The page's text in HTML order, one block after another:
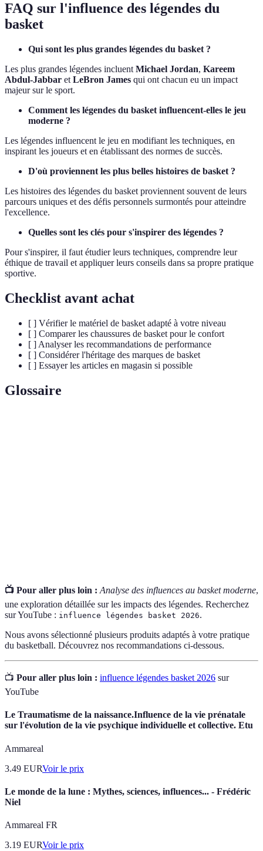
FAQ sur l'influence des légendes du
basket
Qui sont les plus grandes légendes du basket ?
Les plus grandes légendes incluent Michael Jordan, Kareem
Abdul-Jabbar et LeBron James qui ont chacun eu un impact
majeur sur le sport.
Comment les légendes du basket influencent-elles le jeu
moderne ?
Les légendes influencent le jeu en modifiant les techniques, en
inspirant les joueurs et en établissant des normes de succès.
D'où proviennent les plus belles histoires de basket ?
Les histoires des légendes du basket proviennent souvent de leurs
parcours uniques et des défis personnels surmontés pour atteindre
l'excellence.
Quelles sont les clés pour s'inspirer des légendes ?
Pour s'inspirer, il faut étudier leurs techniques, comprendre leur
éthique de travail et appliquer leurs conseils dans sa propre pratique
sportive.
Checklist avant achat
[ ] Vérifier le matériel de basket adapté à votre niveau
[ ] Comparer les chaussures de basket pour le confort
[ ] Analyser les recommandations de performance
[ ] Considérer l'héritage des marques de basket
[ ] Essayer les articles en magasin si possible
Glossaire
📺 Pour aller plus loin : Analyse des influences au basket moderne,
une exploration détaillée sur les impacts des légendes. Recherchez
sur YouTube : influence légendes basket 2026.
Nous avons sélectionné plusieurs produits adaptés à votre pratique
du basketball. Découvrez nos recommandations ci-dessous.
📺 Pour aller plus loin : influence légendes basket 2026 sur
YouTube
Le Traumatisme de la naissance.Influence de la vie prénatale
sur l'évolution de la vie psychique individuelle et collective. Etu
Ammareal
3.49 EURVoir le prix
Le monde de la lune : Mythes, sciences, influences... - Frédéric
Niel
Ammareal FR
3.19 EURVoir le prix